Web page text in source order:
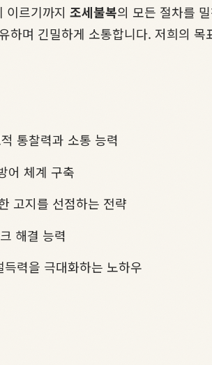
이르기까지 조세불복의 모든 절차를
며 긴밀하게 소통합니다. 저희의
통찰력과 소통 능력
어 체계 구축
고지를 선점하는 전략
해결 능력
력을 극대화하는 노하우